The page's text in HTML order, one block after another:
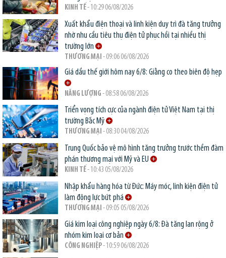
KINH TẾ- 10:29 06/08/2026
Xuất khẩu điện thoại và linh kiện duy trì đà tăng trưởng
nhờ nhu cầu tiêu thụ điện tử phục hồi tại nhiều thị
trường lớn
THƯƠNG MẠI - 09:06 06/08/2026
Giá dầu thế giới hôm nay 6/8: Giằng co theo biên độ hẹp
NĂNG LƯỢNG - 08:58 06/08/2026
Triển vọng tích cực của ngành điện tử Việt Nam tại thị
trường Bắc Mỹ
THƯƠNG MẠI - 08:30 04/08/2026
Trung Quốc bảo vệ mô hình tăng trưởng trước thềm đàm
phán thương mại với Mỹ và EU
KINH TẾ- 10:43 05/08/2026
Nhập khẩu hàng hóa từ Đức: Máy móc, linh kiện điện tử
làm động lực bứt phá
THƯƠNG MẠI - 09:05 05/08/2026
Giá kim loại công nghiệp ngày 6/8: Đà tăng lan rộng ở
nhóm kim loại cơ bản
CÔNG NGHIỆP- 10:59 06/08/2026